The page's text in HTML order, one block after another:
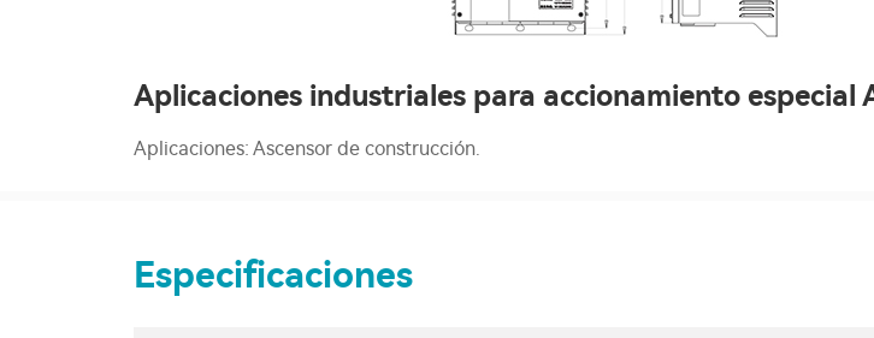
Aplicaciones industriales para accionamiento especial
Aplicaciones: Ascensor de construcción.
Especificaciones